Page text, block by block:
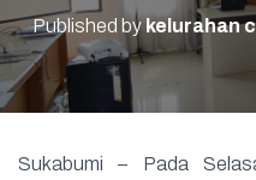
Published by kelurahan
Sukabumi – Pada